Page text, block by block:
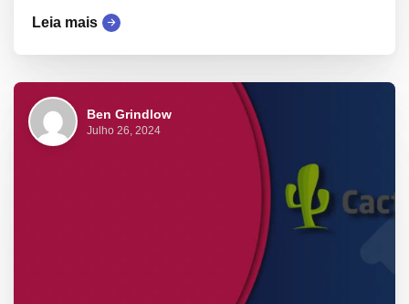
Leia mais
Ben Grindlow
Julho 26, 2024